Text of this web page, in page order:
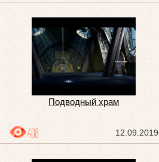
Подводный храм
12.09.2019
408